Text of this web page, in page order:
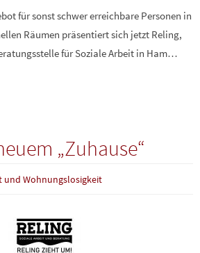
für sonst schwer erreichbare Personen in
Räumen präsentiert sich jetzt Reling,
für Soziale Arbeit in Ham…
„Zuhause“
und Wohnungslosigkeit